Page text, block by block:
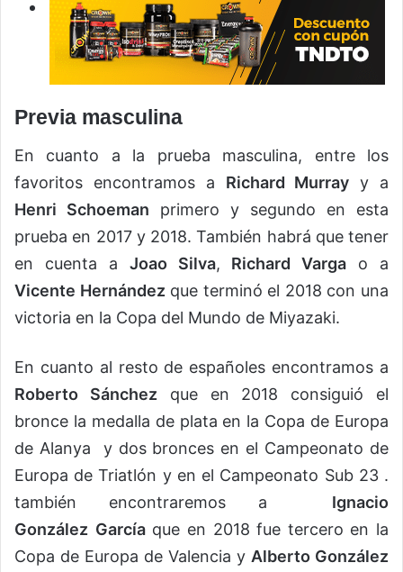
Previa masculina
En cuanto a la prueba masculina, entre los
favoritos encontramos a Richard Murray y a
Henri Schoeman primero y segundo en esta
prueba en 2017 y 2018. También habrá que tener
en cuenta a Joao Silva, Richard Varga o a
Vicente Hernández que terminó el 2018 con una
victoria en la Copa del Mundo de Miyazaki.
En cuanto al resto de españoles encontramos a
Roberto Sánchez que en 2018 consiguió el
bronce la medalla de plata en la Copa de Europa
de Alanya y dos bronces en el Campeonato de
Europa de Triatlón y en el Campeonato Sub 23 .
también encontraremos a Ignacio
González Garcíaque en 2018 fue tercero en la
Copa de Europa de Valencia y Alberto González